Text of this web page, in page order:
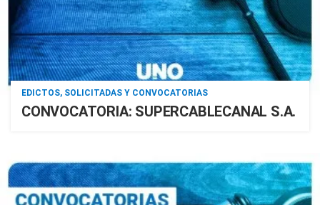
EDICTOS, SOLICITADAS Y CONVOCATORIAS
CONVOCATORIA: SUPERCABLECANAL S.A.